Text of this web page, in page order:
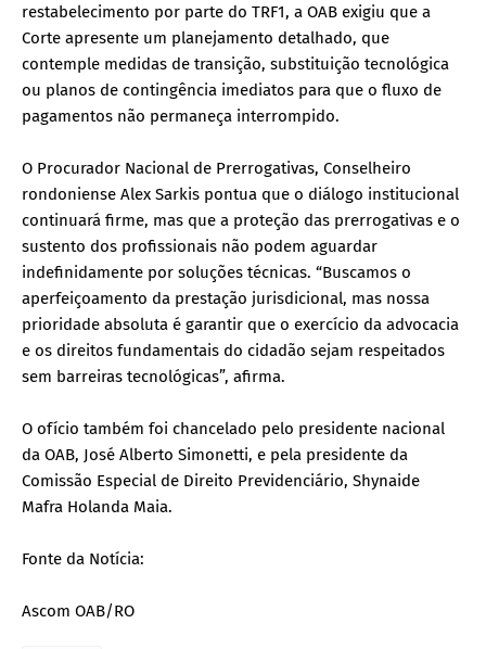
restabelecimento por parte do TRF1, a OAB exigiu que a
Corte apresente um planejamento detalhado, que
contemple medidas de transição, substituição tecnológica
ou planos de contingência imediatos para que o fluxo de
pagamentos não permaneça interrompido.
O Procurador Nacional de Prerrogativas, Conselheiro
rondoniense Alex Sarkis pontua que o diálogo institucional
continuará firme, mas que a proteção das prerrogativas e o
sustento dos profissionais não podem aguardar
indefinidamente por soluções técnicas. “Buscamos o
aperfeiçoamento da prestação jurisdicional, mas nossa
prioridade absoluta é garantir que o exercício da advocacia
e os direitos fundamentais do cidadão sejam respeitados
sem barreiras tecnológicas”, afirma.
O ofício também foi chancelado pelo presidente nacional
da OAB, José Alberto Simonetti, e pela presidente da
Comissão Especial de Direito Previdenciário, Shynaide
Mafra Holanda Maia.
Fonte da Notícia:
Ascom OAB/RO